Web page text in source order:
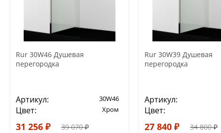
Rur 30W46 Душевая
перегородка
Артикул: 30W46
Цвет: Хром
31 256 ₽ 39 070 ₽
Rur 30W39 Душевая
перегородка
Артикул:
Цвет:
27 840 ₽ 34 800 ₽